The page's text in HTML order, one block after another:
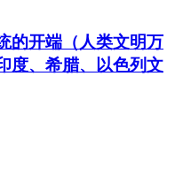
的开端（人类文明万
度、希腊、以色列文